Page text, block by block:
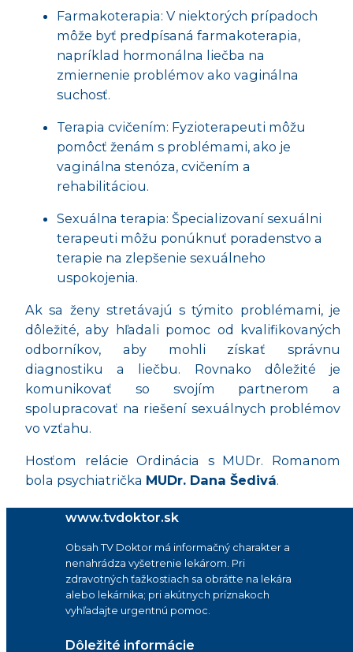
Farmakoterapia: V niektorých prípadoch
môže byť predpísaná farmakoterapia,
napríklad hormonálna liečba na
zmiernenie problémov ako vaginálna
suchosť.
Terapia cvičením: Fyzioterapeuti môžu
pomôcť ženám s problémami, ako je
vaginálna stenóza, cvičením a
rehabilitáciou.
Sexuálna terapia: Špecializovaní sexuálni
terapeuti môžu ponúknuť poradenstvo a
terapie na zlepšenie sexuálneho
uspokojenia.
Ak sa ženy stretávajú s týmito problémami, je
dôležité, aby hľadali pomoc od kvalifikovaných
odborníkov, aby mohli získať správnu
diagnostiku a liečbu. Rovnako dôležité je
komunikovať so svojím partnerom a
spolupracovať na riešení sexuálnych problémov
vo vzťahu.
Hosťom relácie Ordinácia s MUDr. Romanom
bola psychiatrička MUDr. Dana Šedivá.
www.tvdoktor.sk
Obsah TV Doktor má informačný charakter a
nenahrádza vyšetrenie lekárom. Pri
zdravotných ťažkostiach sa obráťte na lekára
alebo lekárnika; pri akútnych príznakoch
vyhľadajte urgentnú pomoc.
Dôležité informácie